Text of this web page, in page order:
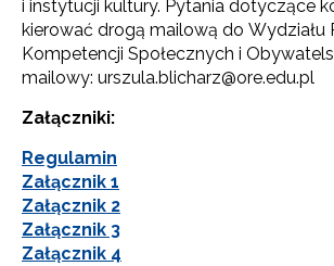
i instytucji kultury. Pytania dotyczące
kierować drogą mailową do Wydziału
Kompetencji Społecznych i
mailowy: urszula.blicharz@ore.edu.pl
Załączniki:
Regulamin
Załącznik 1
Załącznik 2
Załącznik 3
Załącznik 4